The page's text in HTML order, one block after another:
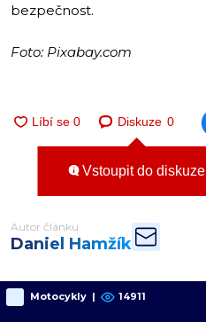
bezpečnost.
Foto: Pixabay.com
Diskuze 0
Vstoupit do diskuze
Autor článku
Daniel Hamžík
Motocykly | 14911